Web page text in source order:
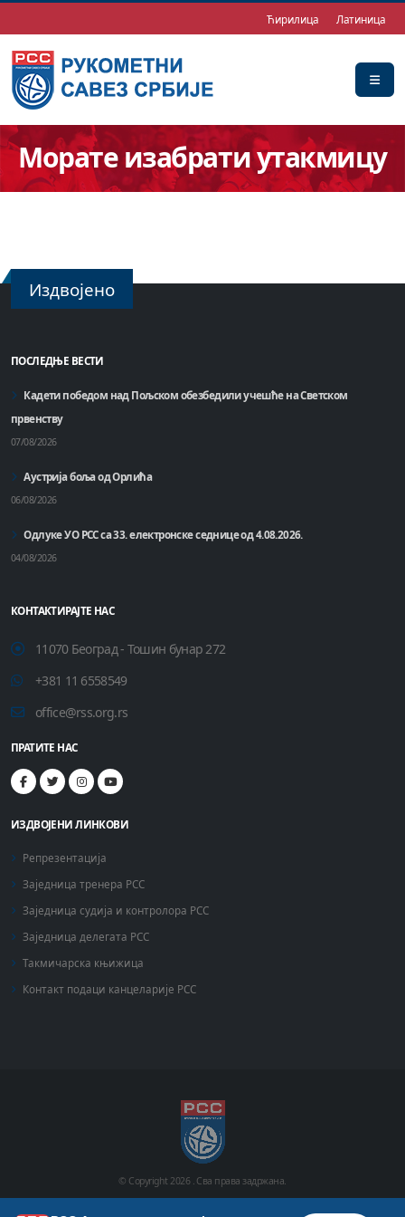
Ћирилица Латиница
Морате изабрати утакмицу
Издвојено
ПОСЛЕДЊЕ ВЕСТИ
Кадети победом над Пољском обезбедили учешће на Светском
првенству
07/08/2026
Аустрија боља од Орлића
06/08/2026
Одлуке УО РСС са 33. електронске седнице од 4.08.2026.
04/08/2026
КОНТАКТИРАЈТЕ НАС
11070 Београд - Тошин бунар 272
+381 11 6558549
office@rss.org.rs
ПРАТИТЕ НАС
ИЗДВОЈЕНИ ЛИНКОВИ
Репрезентација
Заједница тренера РСС
Заједница судија и контролора РСС
Заједница делегата РСС
Такмичарска књижица
Контакт подаци канцеларије РСС
© Copyright2026 . Сва права задржана.